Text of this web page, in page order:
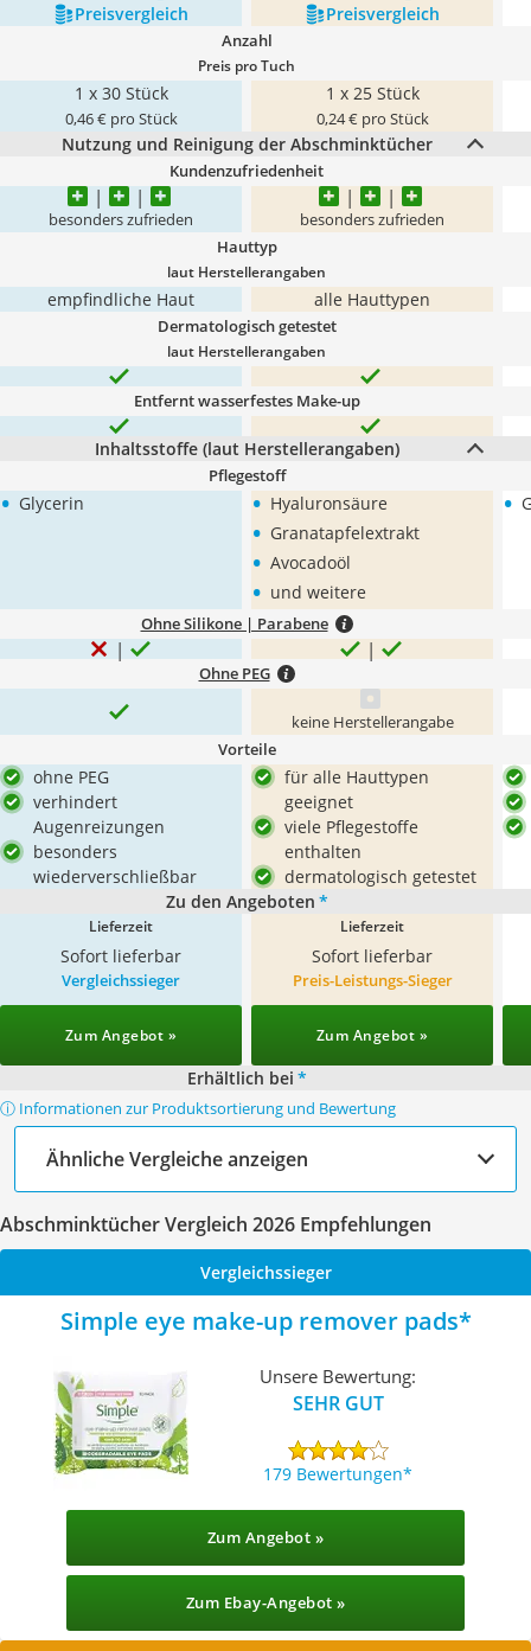
Preis­vergleich Preis­vergleich
Anzahl
Preis pro Tuch
1 x 30 Stück
0,46 € pro Stück
1 x 25 Stück
0,24 € pro Stück
Nutzung und Reinigung der Abschminktücher
Kundenzufriedenheit
besonders zufrieden besonders zufrieden
Hauttyp
laut Herstellerangaben
empfindliche Haut alle Hauttypen
Dermatologisch getestet
laut Herstellerangaben
Entfernt wasserfestes Make-up
Inhaltsstoffe (laut Herstellerangaben)
Pflegestoff
• Glycerin • Hyaluronsäure
• Granatapfelextrakt
• Avocadoöl
• und weitere
•
Ohne Silikone | Parabene
Ohne PEG
keine Herstellerangabe
Vorteile
ohne PEG
verhindert
Augenreizungen
besonders
wiederverschließbar
für alle Hauttypen
geeignet
viele Pflegestoffe
enthalten
dermatologisch getestet
Zu den Angeboten *
Lieferzeit
Sofort lieferbar
Lieferzeit
Sofort lieferbar
Vergleichssieger
Zum Angebot »
Preis-Leistungs-Sieger
Zum Angebot »
Erhältlich bei *
ⓘ Informationen zur Produktsortierung und Bewertung
Ähnliche Vergleiche anzeigen
Abschminktücher Vergleich 2026 Empfehlungen
Vergleichssieger
Simple eye make-up remover pads
Unsere Bewertung:
SEHR GUT
179 Bewertungen
Zum Angebot »
Zum Ebay-Angebot »